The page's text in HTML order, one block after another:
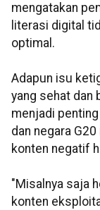
mengatakan
literasi digital
optimal.
Adapun isu
yang sehat dan
menjadi
dan negara
konten negatif
"Misalnya saja
konten